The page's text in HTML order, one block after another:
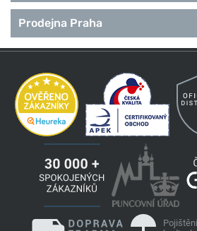
Prodejna Praha
Pojištění